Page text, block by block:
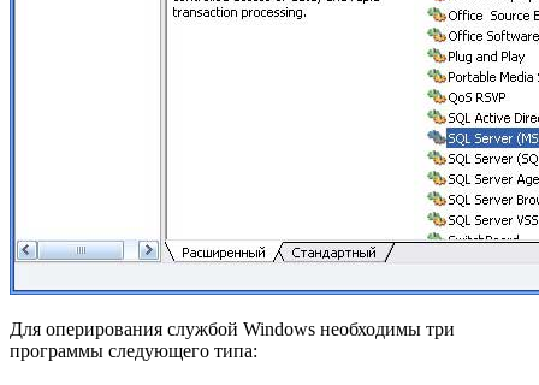
Для оперирования службой Windows необходимы три
программы следующего типа: